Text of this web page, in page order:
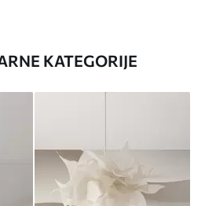
KATEGORIJE